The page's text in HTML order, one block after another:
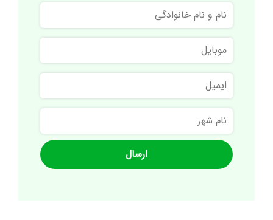
نام
و
نام
خانوادگی
موبایل
ایمیل
نام
شهر